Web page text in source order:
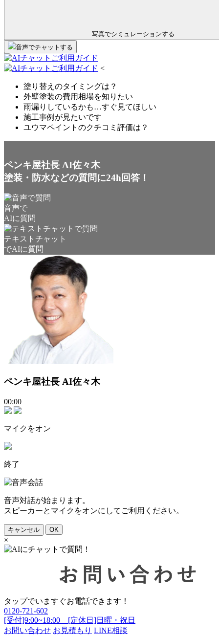
写真でシミュレーションする
音声でチャット する
<
塗り替えのタイミングは？
外壁塗装の費用相場を知りたい
雨漏りしているかも…すぐ見てほしい
施工事例が見たいです
ユウマペイントのクチコミ評価は？
ペンキ屋社長 AI佐々木
塗装・防水などの質問に24h回答！
音声で
AIに質問
テキストチャット
でAIに質問
ペンキ屋社長 AI佐々木
00:00
マイクをオン
終了
音声対話が始まります。
スピーカーとマイクをオンにしてご利用ください。
キャンセル OK
×
タップでいますぐお電話できます！
0120-721-602
[受付]9:00~18:00 [定休日]日曜・祝日
お問い合わせ お見積もり LINE相談